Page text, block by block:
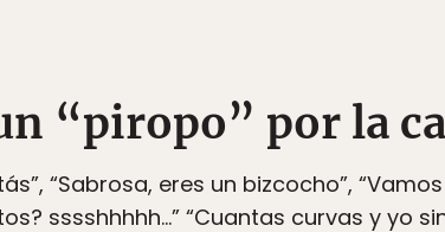
“piropo” por la
“Sabrosa, eres un bizcocho”,
sssshhhhh…” “Cuantas curvas y yo